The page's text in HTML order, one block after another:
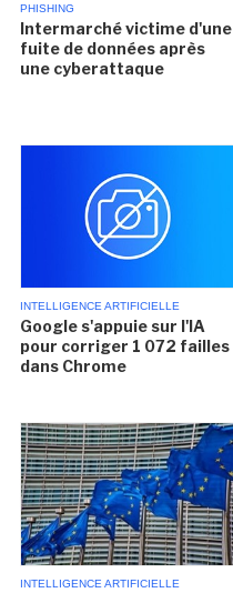
PHISHING
Intermarché victime d'une
fuite de données après
une cyberattaque
INTELLIGENCE ARTIFICIELLE
Google s'appuie sur l'IA
pour corriger 1 072 failles
dans Chrome
INTELLIGENCE ARTIFICIELLE